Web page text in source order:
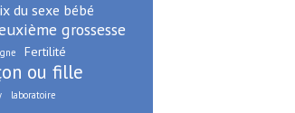
du sexe bébé
grossesse
Fertilité
ou fille
laboratoire